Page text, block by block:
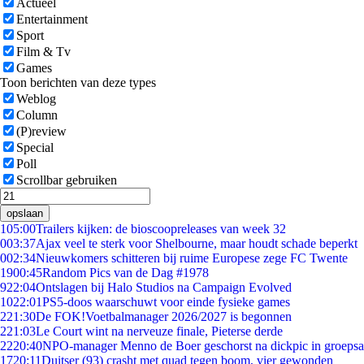
Actueel
Entertainment
Sport
Film & Tv
Games
Toon berichten van deze types
Weblog
Column
(P)review
Special
Poll
Scrollbar gebruiken
opslaan
105:00Trailers kijken: de bioscoopreleases van week 32
003:37Ajax veel te sterk voor Shelbourne, maar houdt schade beperkt
002:34Nieuwkomers schitteren bij ruime Europese zege FC Twente
1900:45Random Pics van de Dag #1978
922:04Ontslagen bij Halo Studios na Campaign Evolved
1022:01PS5-doos waarschuwt voor einde fysieke games
221:30De FOK!Voetbalmanager 2026/2027 is begonnen
221:03Le Court wint na nerveuze finale, Pieterse derde
2220:40NPO-manager Menno de Boer geschorst na dickpic in
1720:11Duitser (93) crasht met quad tegen boom, vier gewonden